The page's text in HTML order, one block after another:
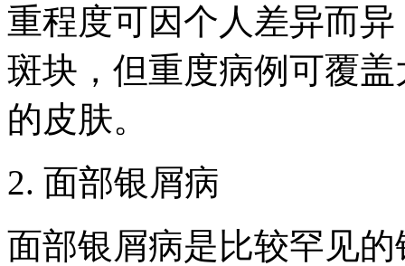
重程度可因个人差异而
斑块，但重度病例可覆盖
的皮肤。
2. 面部银屑病
面部银屑病是比较罕见